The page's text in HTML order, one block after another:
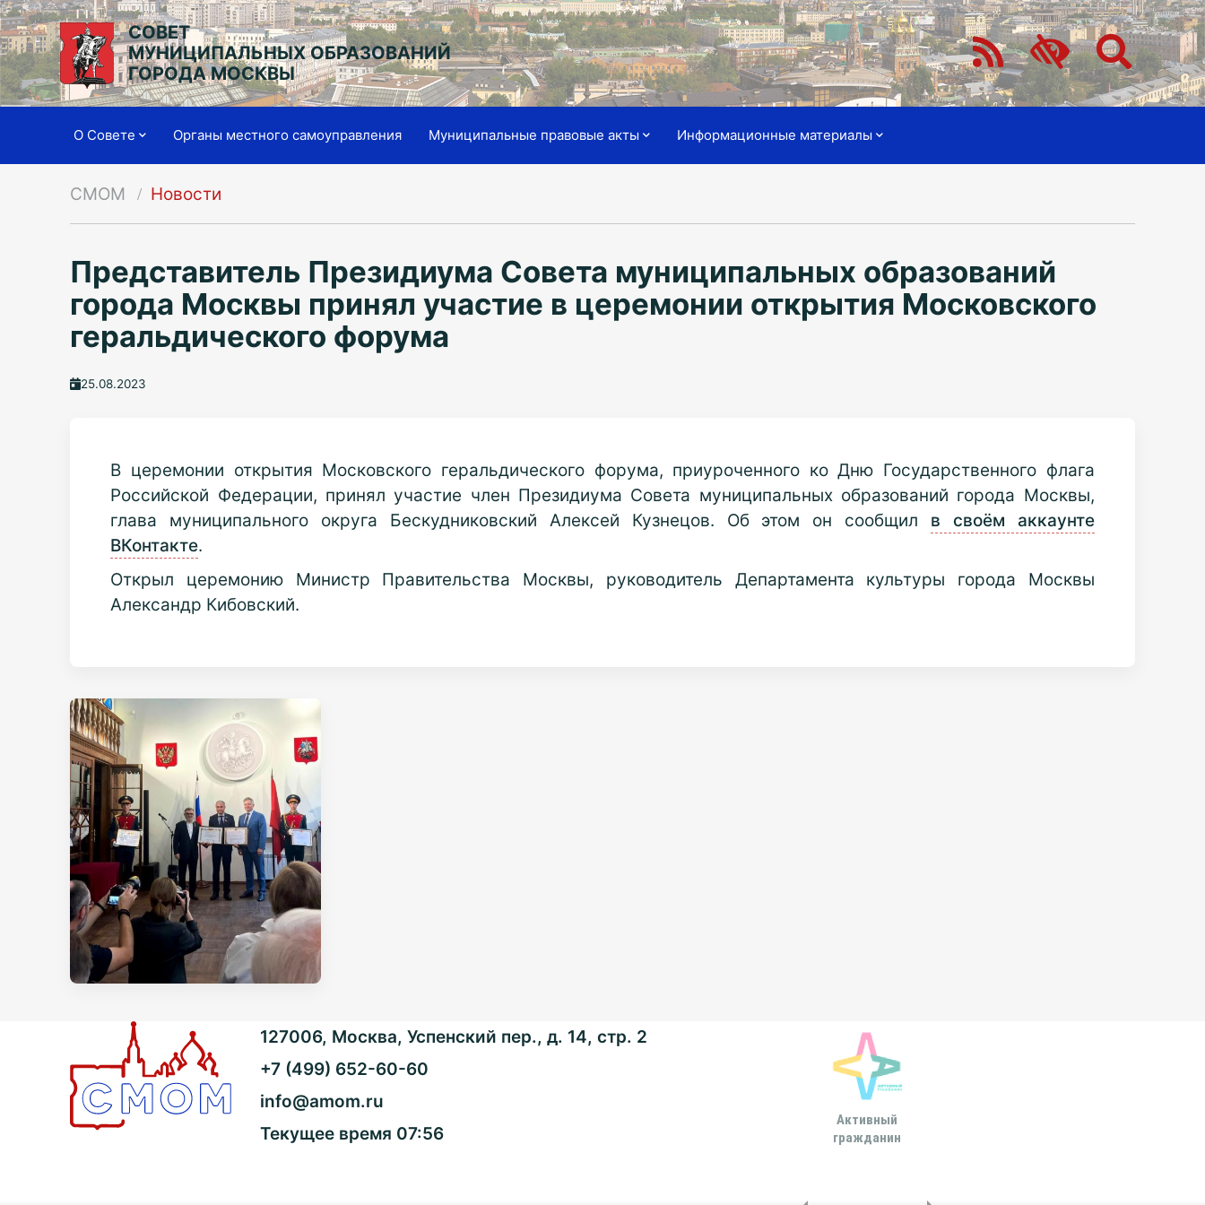
СОВЕТ
МУНИЦИПАЛЬНЫХ ОБРАЗОВАНИЙ
ГОРОДА МОСКВЫ
О Совете Органы местного самоуправления Муниципальные правовые акты Информационные материалы
СМОМ Новости
Представитель Президиума Совета муниципальных образований
города Москвы принял участие в церемонии открытия Московского
геральдического форума
25.08.2023
В церемонии открытия Московского геральдического форума, приуроченного ко Дню Государственного флага
Российской Федерации, принял участие член Президиума Совета муниципальных образований города Москвы,
глава муниципального округа Бескудниковский Алексей Кузнецов. Об этом он сообщил в своём аккаунте
ВКонтакте.
Открыл церемонию Министр Правительства Москвы, руководитель Департамента культуры города Москвы
Александр Кибовский.
127006, Москва, Успенский пер., д. 14, стр. 2
+7 (499) 652-60-60
info@amom.ru
Текущее время 07:56
Активный
гражданин